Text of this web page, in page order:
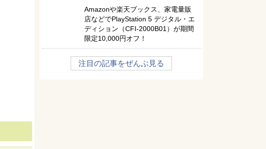
Amazonや楽天ブックス、家電量販
店などでPlayStation 5 デジタル・エ
ディション（CFI-2000B01）が期間
限定10,000円オフ！
注目の記事をぜんぶ見る